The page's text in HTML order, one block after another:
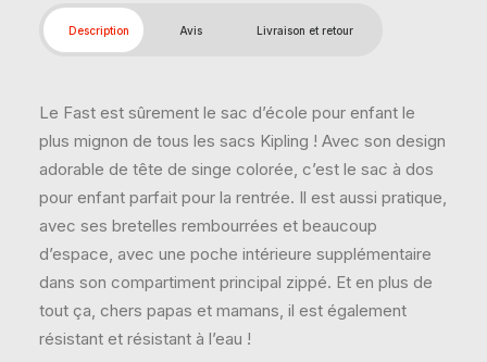
Description Avis Livraison et retour
Le Fast est sûrement le sac d’école pour enfant le
plus mignon de tous les sacs Kipling ! Avec son design
adorable de tête de singe colorée, c’est le sac à dos
pour enfant parfait pour la rentrée. Il est aussi pratique,
avec ses bretelles rembourrées et beaucoup
d’espace, avec une poche intérieure supplémentaire
dans son compartiment principal zippé. Et en plus de
tout ça, chers papas et mamans, il est également
résistant et résistant à l’eau !